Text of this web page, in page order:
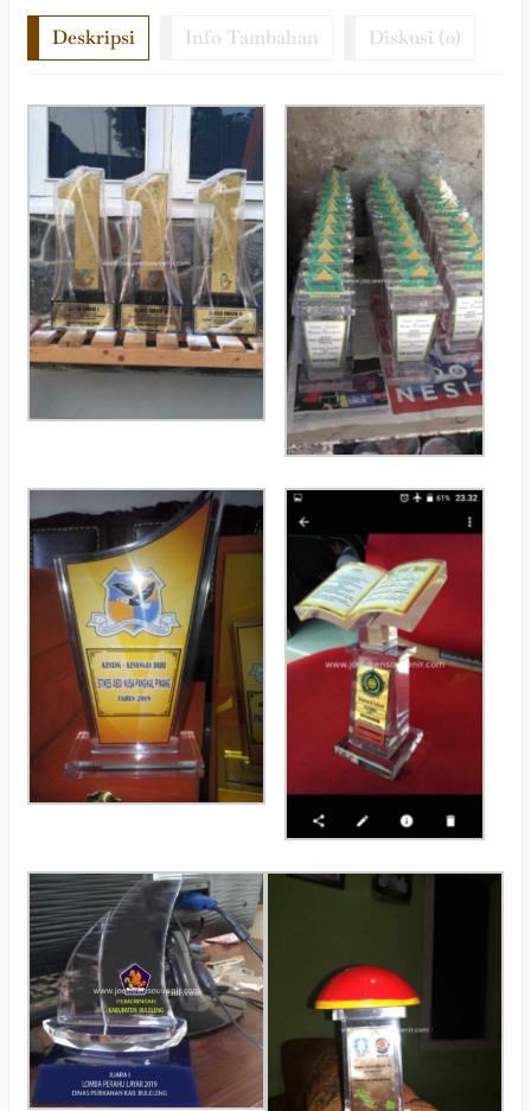
Deskripsi Info Tambahan Diskusi (0)